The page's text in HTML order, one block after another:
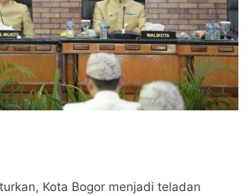
Kota Bogor menjadi teladan